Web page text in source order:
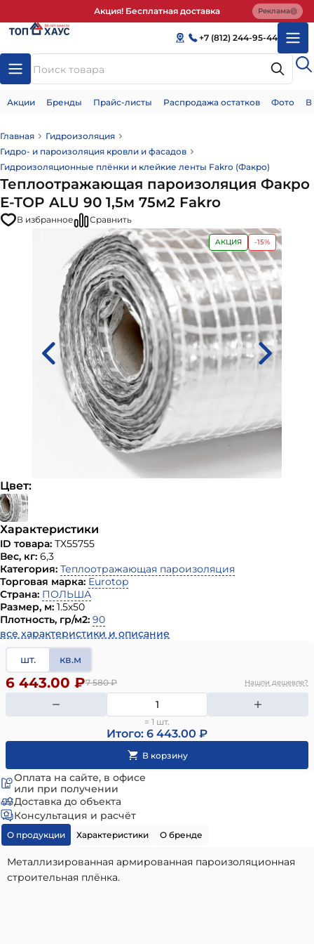
Акция! Бесплатная доставка Реклама
+7 (812) 244-95-44
Акции Бренды Прайс-листы Распродажа остатков Фото
Главная
Гидроизоляция
Гидро- и пароизоляция кровли и фасадов
Гидроизоляционные плёнки и клейкие ленты Fakro (Факро)
Теплоотражающая пароизоляция Факро
E-TOP ALU 90 1,5м 75м2 Fakro
В избранное Сравнить
АКЦИЯ -15%
Цвет:
Характеристики
ID товара: ТХ55755
Вес, кг: 6,3
Категория: Теплоотражающая пароизоляция
Торговая марка: Eurotop
Страна: ПОЛЬША
Размер, м: 1.5х50
Плотность, гр/м2: 90
все характеристики и описание
шт. кв.м
7 580₽
6 443.00 ₽ Нашли дешевле?
= 1 шт.
Итого: 6 443.00 ₽
Оплата на сайте, в офисе
или при получении
Доставка до объекта
Консультация и расчёт
О продукции Характеристики О бренде
Металлизированная армированная пароизоляционная
строительная плёнка.